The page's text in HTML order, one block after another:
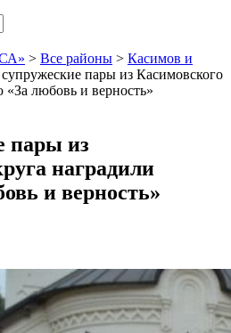
> Все районы > Касимов и
пары из Касимовского
«За любовь и верность»
пары из
наградили
и верность»